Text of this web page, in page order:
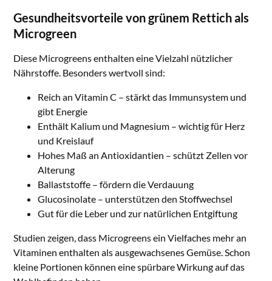
Gesundheitsvorteile von grünem Rettich als
Microgreen
Diese Microgreens enthalten eine Vielzahl nützlicher
Nährstoffe. Besonders wertvoll sind:
Reich an Vitamin C – stärkt das Immunsystem und
gibt Energie
Enthält Kalium und Magnesium – wichtig für Herz
und Kreislauf
Hohes Maß an Antioxidantien – schützt Zellen vor
Alterung
Ballaststoffe – fördern die Verdauung
Glucosinolate – unterstützen den Stoffwechsel
Gut für die Leber und zur natürlichen Entgiftung
Studien zeigen, dass Microgreens ein Vielfaches mehr an
Vitaminen enthalten als ausgewachsenes Gemüse. Schon
kleine Portionen können eine spürbare Wirkung auf das